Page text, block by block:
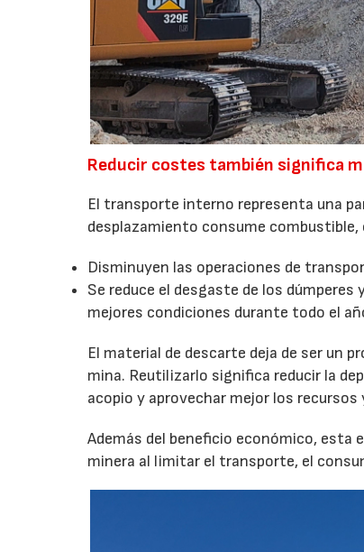
Reducir costes también significa
El transporte interno representa una
desplazamiento consume combustible,
Disminuyen las operaciones de
Se reduce el desgaste de los
mejores condiciones durante todo el
El material de descarte deja de ser un
mina. Reutilizarlo significa reducir la
acopio y aprovechar mejor los recursos
Además del beneficio económico,
minera al limitar el transporte, el